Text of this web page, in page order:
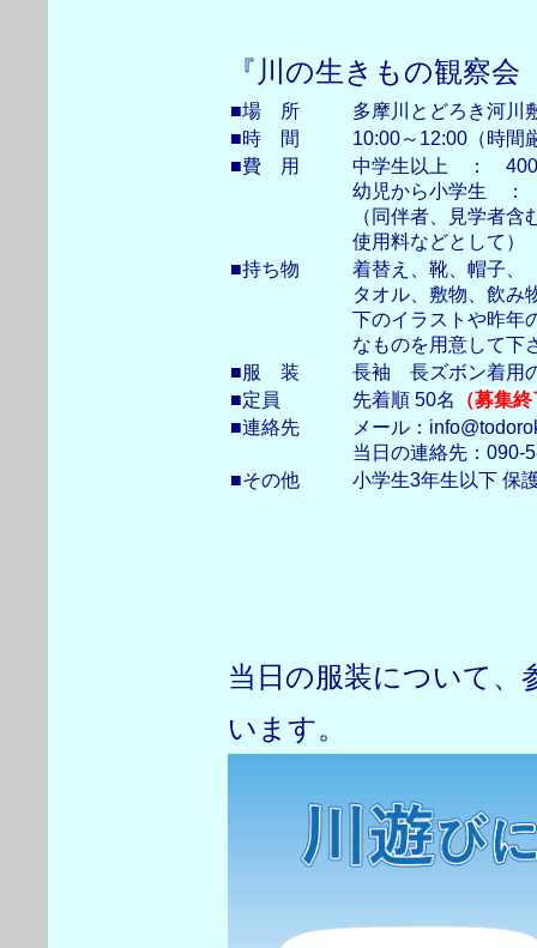
『川の生きもの観察
■場 所
多摩川とどろき河川
■時 間
10:00～12:00（時間
■費 用
中学生以上 ：
幼児から小学生 ：
（同伴者、見学者
使用料などとして）
■持ち物
着替え、靴、帽子、
タオル、敷物、飲み
下のイラストや昨年
なものを用意して下
■服 装
長袖 長ズボン着用
■定員
先着順 50名
（募集
■連絡先
メール：
当日の連絡先：090-
■その他
小学生3年生以下 保
当日の服装について、
います。